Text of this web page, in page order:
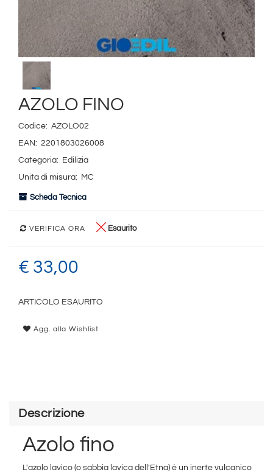
AZOLO FINO
Codice: AZOLO02
EAN: 2201803026008
Categoria:
Edilizia
Unita di misura:
MC
Scheda Tecnica
VERIFICA ORA Esaurito
€ 33,00
ARTICOLO ESAURITO
Agg. alla Wishlist
Descrizione
Azolo fino
L'azolo lavico (o sabbia lavica dell'Etna) è un inerte vulcanico